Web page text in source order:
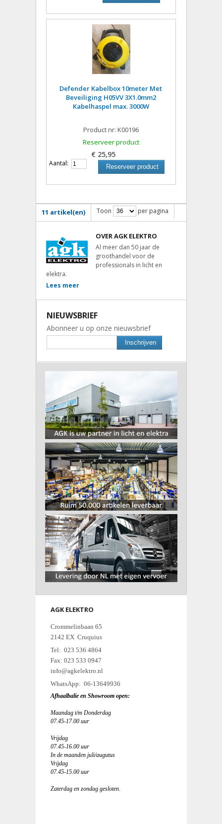
Defender Kabelbox 10meter Met
Beveiliging H05VV 3X1.0mm2
Kabelhaspel max. 3000W
Product nr: K00196
Reserveer product
€ 25,95
Aantal: Reserveer product
11 artikel(en) Toon per pagina
OVER AGK ELEKTRO
Al meer dan 50 jaar de
groothandel voor de
professionals in licht en
elektra.
Lees meer
NIEUWSBRIEF
Abonneer u op onze nieuwsbrief
Inschrijven
AGK ELEKTRO
Crommelinbaan 65
2142 EX Cruquius
Tel: 023 536 4864
Fax: 023 533 0947
info@agkelektro.nl
WhatsApp: 06-13649936
Afhaalbalie en Showroom open:
Maandag t/m Donderdag
07.45-17.00 uur
Vrijdag
07.45-16.00 uur
In de maanden juli/augutus
Vrijdag
07.45-15.00 uur
Zaterdag en zondag gesloten.